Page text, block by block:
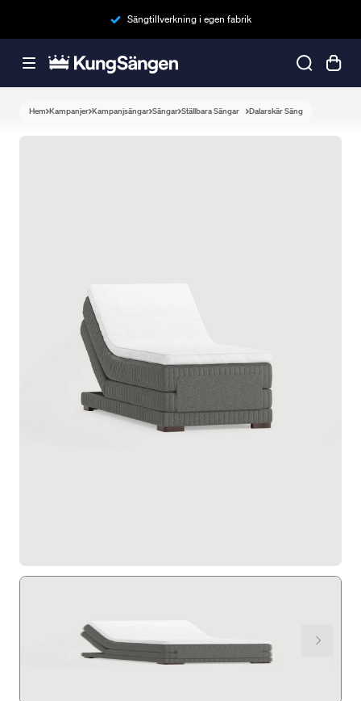
Sängtillverkning i egen fabrik
Hem Kampanjer Kampanjsängar Sängar Ställbara Sängar Dalarskär Säng